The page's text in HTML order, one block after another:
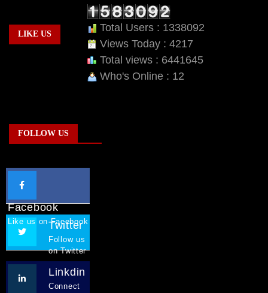
LIKE US
Total Users : 1338092
Views Today : 4217
Total views : 6441645
Who's Online : 12
FOLLOW US
Facebook
Like us on Facebook
Twitter
Follow us
on Twitter
Linkdin
Connect